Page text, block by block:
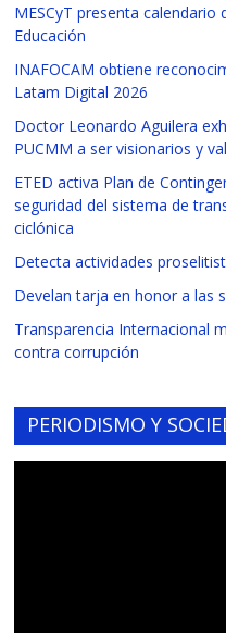
MESCyT presenta
Educación
INAFOCAM obtiene
Latam Digital 2026
Doctor Leonardo Aguilera
PUCMM a ser visionarios y
ETED activa Plan de
seguridad del sistema de
ciclónica
Detecta actividades
Develan tarja en honor a las
Transparencia Internacional
contra corrupción
PERIODISMO Y